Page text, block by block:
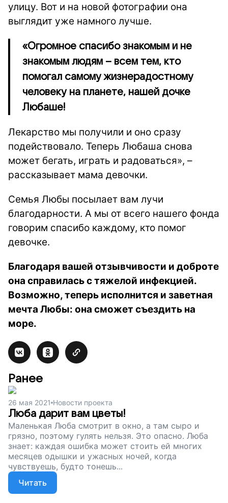
улицу. Вот и на новой фотографии она
выглядит уже намного лучше.
«Огромное спасибо знакомым и не
знакомым людям – всем тем, кто
помогал самому жизнерадостному
человеку на планете, нашей дочке
Любаше!
Лекарство мы получили и оно сразу
подействовало. Теперь Любаша снова
может бегать, играть и радоваться», –
рассказывает мама девочки.
Семья Любы посылает вам лучи
благодарности. А мы от всего нашего фонда
говорим спасибо каждому, кто помог
девочке.
Благодаря вашей отзывчивости и доброте
она справилась с тяжелой инфекцией.
Возможно, теперь исполнится и заветная
мечта Любы: она сможет съездить на
море.
Ранее
26 мая 2021 Новости проекта
Люба дарит вам цветы!
Маленькая Люба смотрит в окно, а там сыро и
грязно, поэтому гулять нельзя. Это опасно. Люба
знает: каждая ошибка может стоить ей многих
месяцев одышки и ужасных ночей, когда
чувствуешь, будто тонешь...
Читать